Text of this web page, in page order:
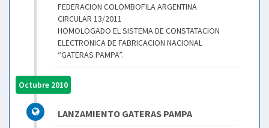
FEDERACION COLOMBOFILA ARGENTINA
CIRCULAR 13/2011
HOMOLOGADO EL SISTEMA DE CONSTATACION
ELECTRONICA DE FABRICACION NACIONAL
“GATERAS PAMPA”.
Octubre 2010
LANZAMIENTO GATERAS PAMPA